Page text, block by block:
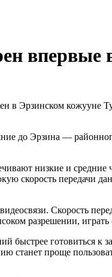
в Эрзинском кожууне
до Эрзина —
низкие и
скорость передачи
Скорость
разрешении, играть
быстрее готовиться к
станет проще